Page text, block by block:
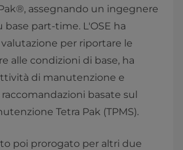
assegnando un ingegnere
base part-time. L'OSE ha
per riportare le
alle condizioni di base, ha
di manutenzione e
basate sul
Tetra Pak (TPMS).
poi prorogato per altri due